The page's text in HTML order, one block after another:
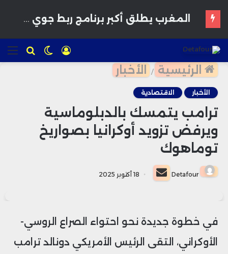
للبحث الوضع
المظلم
تسجيل
الدخول
الرئيسية / الأخبار
الأخبار الاقتصادية
ترامب يتمسك بالدبلوماسية
ويرفض تزويد أوكرانيا بصواريخ
توماهوك
Detafour
أرسل
بريدا
18 أكتوبر 2025
في خطوة جديدة نحو احتواء الصراع الروسي-
الأوكراني، التقى الرئيس الأمريكي دونالد ترامب